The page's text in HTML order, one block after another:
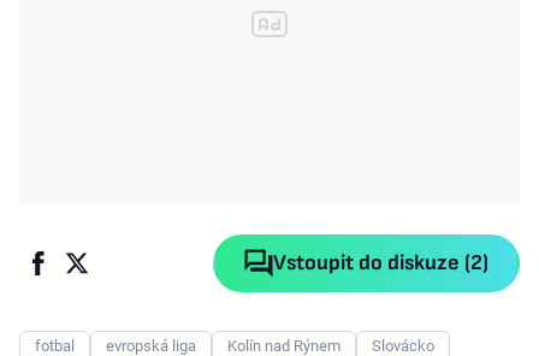
Vstoupit do diskuze (2)
fotbal evropská liga Kolín nad Rýnem
Slovácko